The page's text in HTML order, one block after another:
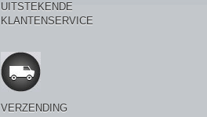
UITSTEKENDE
KLANTENSERVICE
VERZENDING